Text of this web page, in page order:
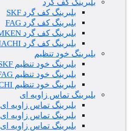
بلبرینگ کف گرد
بلبرینگ کف گرد SKF
بلبرینگ کف گرد FAG
بلبرینگ کف گرد TIMKEN
بلبرینگ کف گرد NACHI
بلبرینگ خود تنظیم
بلبرینگ خود تنظیم SKF
بلبرینگ خود تنظیم FAG
بلبرینگ خود تنظیم NACHI
بلبرینگ تماس زاویه ای
بلبرینگ تماس زاویه ای SKF
بلبرینگ تماس زاویه ای FAG
بلبرینگ تماس زاویه ای TIMKEN